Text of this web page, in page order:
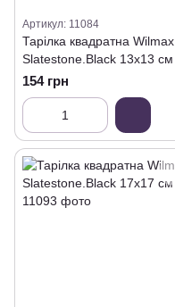
Артикул: 11084
Тарілка квадратна Wilmax
Slatestone.Black 13х13 см
154 грн